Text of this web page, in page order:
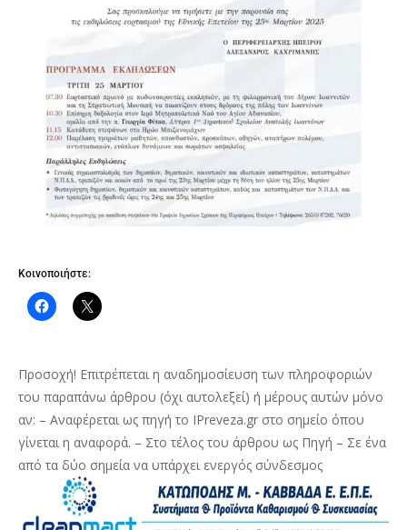
Κοινοποιήστε:
Προσοχή! Επιτρέπεται η αναδημοσίευση των πληροφοριών
του παραπάνω άρθρου (όχι αυτολεξεί) ή μέρους αυτών μόνο
αν: – Αναφέρεται ως πηγή το IPreveza.gr στο σημείο όπου
γίνεται η αναφορά. – Στο τέλος του άρθρου ως Πηγή – Σε ένα
από τα δύο σημεία να υπάρχει ενεργός σύνδεσμος